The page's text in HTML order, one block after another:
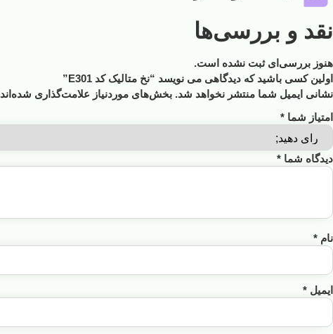
نقد و بررسی‌ها
هنوز بررسی‌ای ثبت نشده است.
اولین کسی باشید که دیدگاهی می نویسد “نخ متالیک کد E301”
نشانی ایمیل شما منتشر نخواهد شد. بخش‌های موردنیاز علامت‌گذاری شده‌اند
امتیاز شما *
دیدگاه شما *
نام *
ایمیل *